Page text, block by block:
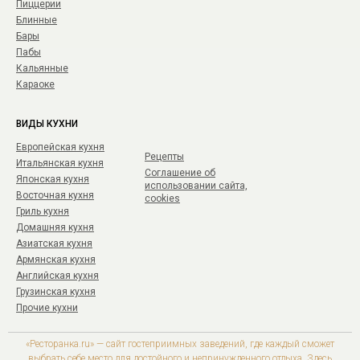
Пиццерии
Блинные
Бары
Пабы
Кальянные
Караоке
ВИДЫ КУХНИ
Европейская кухня
Итальянская кухня
Японская кухня
Восточная кухня
Гриль кухня
Домашняя кухня
Азиатская кухня
Армянская кухня
Английская кухня
Грузинская кухня
Прочие кухни
Рецепты
Соглашение об
использовании сайта,
cookies
«Ресторанка.ru» — сайт гостеприимных заведений, где каждый сможет